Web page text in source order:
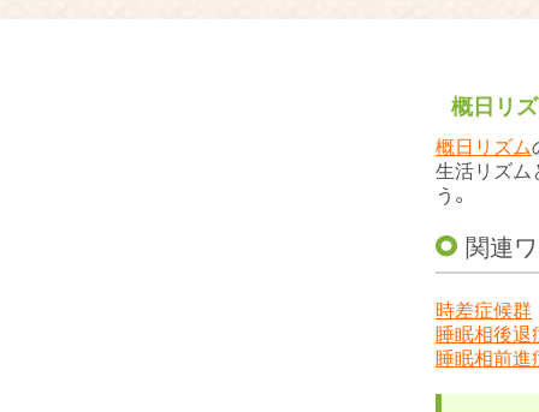
概日リ
概日リズム
生活リズム
う。
関連
時差症候群
睡眠相後退
睡眠相前進